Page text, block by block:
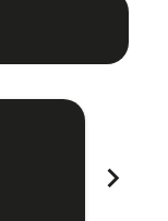
chevron_right